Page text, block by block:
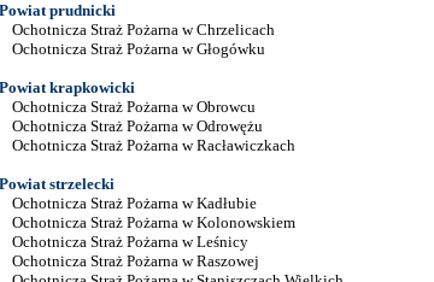
prudnicki
Ochotnicza Straż Pożarna w Chrzelicach
Ochotnicza Straż Pożarna w Głogówku
krapkowicki
Ochotnicza Straż Pożarna w Obrowcu
Ochotnicza Straż Pożarna w Odrowężu
Ochotnicza Straż Pożarna w Racławiczkach
strzelecki
Ochotnicza Straż Pożarna w Kadłubie
Ochotnicza Straż Pożarna w Kolonowskiem
Ochotnicza Straż Pożarna w Leśnicy
Ochotnicza Straż Pożarna w Raszowej